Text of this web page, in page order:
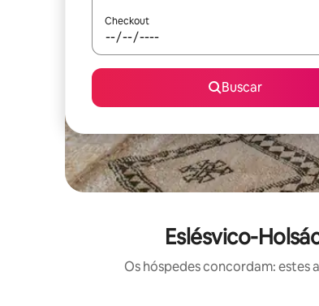
Checkout
Buscar
Eslésvico-
Os hóspedes concordam: